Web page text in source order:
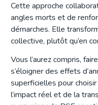
Cette approche
angles morts et de
démarches. Elle
collective, plutôt qu’en
Vous l’aurez compris,
s’éloigner des effets
superficielles pour
l’impact réel et de la